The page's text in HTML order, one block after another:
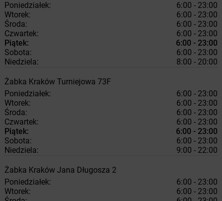
Poniedziałek:
6:00 - 23:00
Wtorek:
6:00 - 23:00
Środa:
6:00 - 23:00
Czwartek:
6:00 - 23:00
Piątek:
6:00 - 23:00
Sobota:
6:00 - 23:00
Niedziela:
8:00 - 20:00
Żabka Kraków Turniejowa 73F
Poniedziałek:
6:00 - 23:00
Wtorek:
6:00 - 23:00
Środa:
6:00 - 23:00
Czwartek:
6:00 - 23:00
Piątek:
6:00 - 23:00
Sobota:
6:00 - 23:00
Niedziela:
9:00 - 22:00
Żabka Kraków Jana Długosza 2
Poniedziałek:
6:00 - 23:00
Wtorek:
6:00 - 23:00